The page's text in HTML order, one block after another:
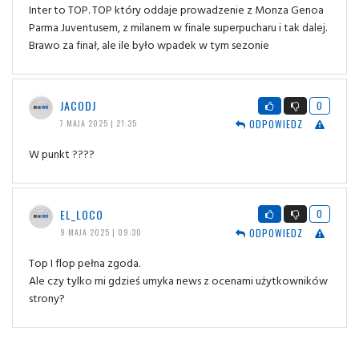
Inter to TOP. TOP który oddaje prowadzenie z Monza Genoa
Parma Juventusem, z milanem w finale superpucharu i tak dalej.
Brawo za finał, ale ile było wpadek w tym sezonie
JACODJ
7 MAJA 2025 | 21:35
0
ODPOWIEDZ
W punkt ????
EL_LOCO
9 MAJA 2025 | 09:30
0
ODPOWIEDZ
Top I flop pełna zgoda.
Ale czy tylko mi gdzieś umyka news z ocenami użytkowników
strony?